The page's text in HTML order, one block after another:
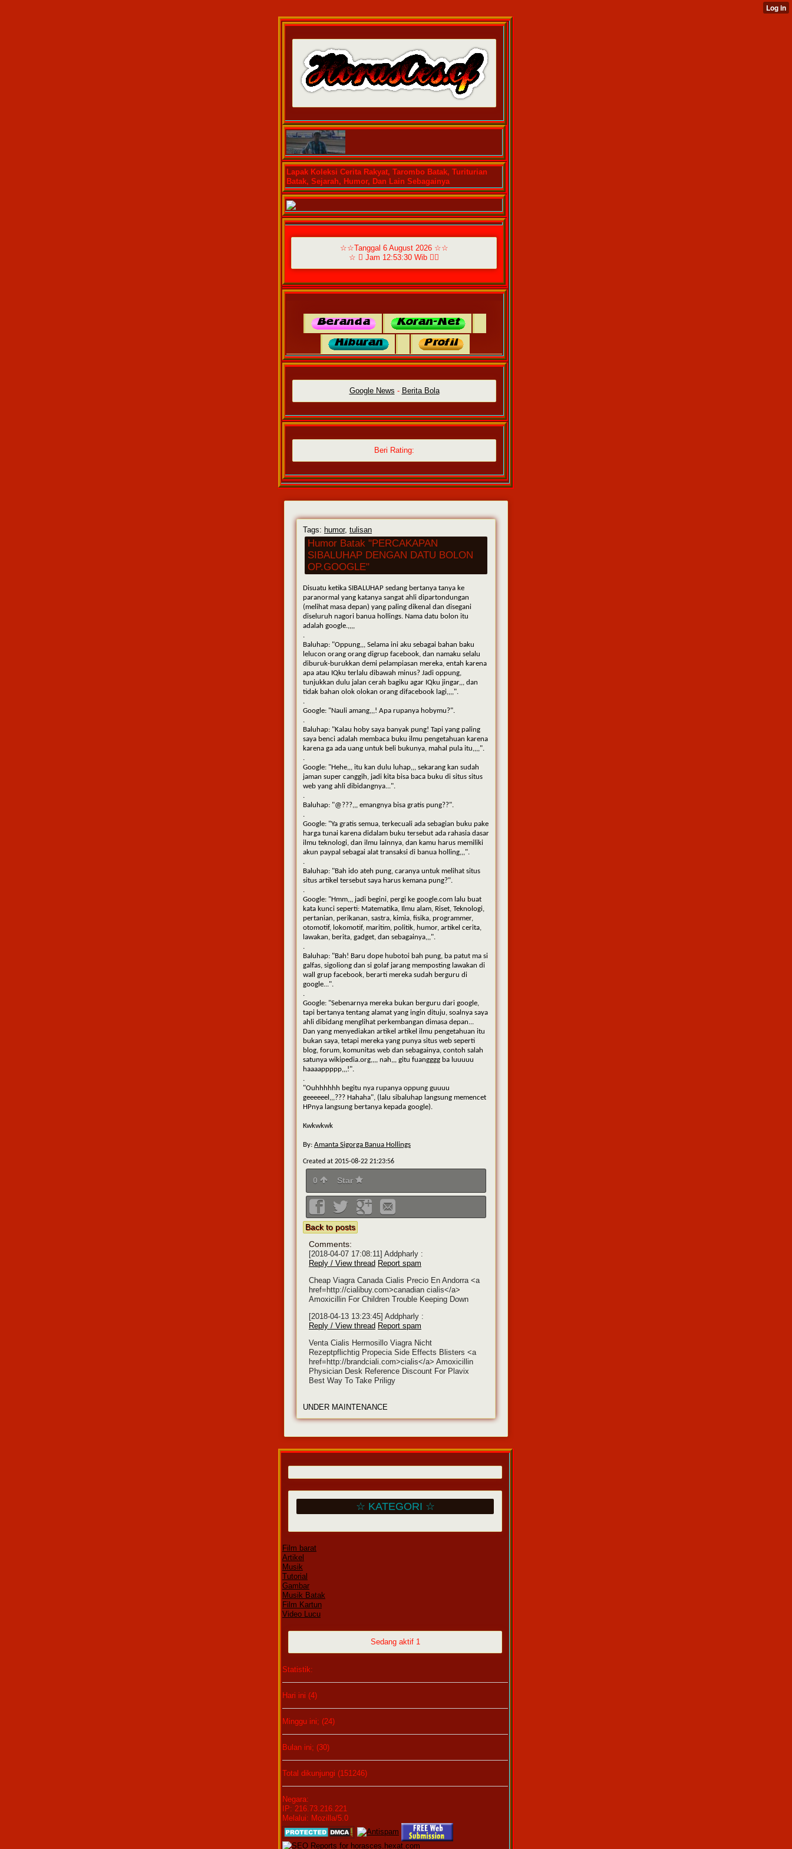
Lapak Koleksi Cerita Rakyat, Tarombo Batak, Turiturian
Batak, Sejarah, Humor, Dan Lain Sebagainya
☆☆Tanggal 6 August 2026 ☆☆
☆  Jam 12:53:30 Wib ☆
Google News - Berita Bola
Beri Rating:
Tags: humor, tulisan
Humor Batak "PERCAKAPAN
SIBALUHAP DENGAN DATU BOLON
OP.GOOGLE"
Disuatu ketika SIBALUHAP sedang bertanya tanya ke
paranormal yang katanya sangat ahli dipartondungan
(melihat masa depan) yang paling dikenal dan disegani
diseluruh nagori banua hollings. Nama datu bolon itu
adalah google.,,,,
Baluhap: "Oppung,,, Selama ini aku sebagai bahan baku
lelucon orang orang digrup facebook, dan namaku selalu
diburuk-burukkan demi pelampiasan mereka, entah karena
apa atau IQku terlalu dibawah minus? Jadi oppung,
tunjukkan dulu jalan cerah bagiku agar IQku jingar,,, dan
tidak bahan olok olokan orang difacebook lagi,,,,".
Google: "Nauli amang,,,! Apa rupanya hobymu?".
Baluhap: "Kalau hoby saya banyak pung! Tapi yang paling
saya benci adalah membaca buku ilmu pengetahuan karena
karena ga ada uang untuk beli bukunya, mahal pula itu,,,,".
Google: "Hehe,,, itu kan dulu luhap,,, sekarang kan sudah
jaman super canggih, jadi kita bisa baca buku di situs situs
web yang ahli dibidangnya...".
Baluhap: "@???,,, emangnya bisa gratis pung??".
Google: "Ya gratis semua, terkecuali ada sebagian buku pake
harga tunai karena didalam buku tersebut ada rahasia dasar
ilmu teknologi, dan ilmu lainnya, dan kamu harus memiliki
akun paypal sebagai alat transaksi di banua holling,,,".
Baluhap: "Bah ido ateh pung, caranya untuk melihat situs
situs artikel tersebut saya harus kemana pung?".
Google: "Hmm,,, jadi begini, pergi ke google.com lalu buat
kata kunci seperti: Matematika, Ilmu alam, Riset, Teknologi,
pertanian, perikanan, sastra, kimia, fisika, programmer,
otomotif, lokomotif, maritim, politik, humor, artikel cerita,
lawakan, berita, gadget, dan sebagainya,,,".
Baluhap: "Bah! Baru dope hubotoi bah pung, ba patut ma si
galfas, sigoliong dan si golaf jarang memposting lawakan di
wall grup facebook, berarti mereka sudah berguru di
google...".
Google: "Sebenarnya mereka bukan berguru dari google,
tapi bertanya tentang alamat yang ingin dituju, soalnya saya
ahli dibidang menglihat perkembangan dimasa depan...
Dan yang menyediakan artikel artikel ilmu pengetahuan itu
bukan saya, tetapi mereka yang punya situs web seperti
blog, forum, komunitas web dan sebagainya, contoh salah
satunya wikipedia.org,,,, nah,,, gitu fuangggg ba luuuuu
haaaappppp,,,!".
"Ouhhhhhh begitu nya rupanya oppung guuuu
geeeeeel,,,??? Hahaha", (lalu sibaluhap langsung memencet
HPnya langsung bertanya kepada google).
Kwkwkwk
By: Amanta Sigorga Banua Hollings
Created at 2015-08-22 21:23:56
0 Star
Back to posts
Comments:
[2018-04-07 17:08:11] Addpharly :
Reply / View thread Report spam
Cheap Viagra Canada Cialis Precio En Andorra <a
href=http://cialibuy.com>canadian cialis</a>
Amoxicillin For Children Trouble Keeping Down
[2018-04-13 13:23:45] Addpharly :
Reply / View thread Report spam
Venta Cialis Hermosillo Viagra Nicht
Rezeptpflichtig Propecia Side Effects Blisters <a
href=http://brandciali.com>cialis</a> Amoxicillin
Physician Desk Reference Discount For Plavix
Best Way To Take Priligy
UNDER MAINTENANCE
☆ KATEGORI ☆
Film barat
Artikel
Musik
Tutorial
Gambar
Musik Batak
Film Kartun
Video Lucu
Sedang aktif 1
Statistik:
Hari ini (4)
Minggu ini; (24)
Bulan ini; (30)
Total dikunjungi (151246)
Negara:
IP: 216.73.216.221
Melalui: Mozilla/5.0